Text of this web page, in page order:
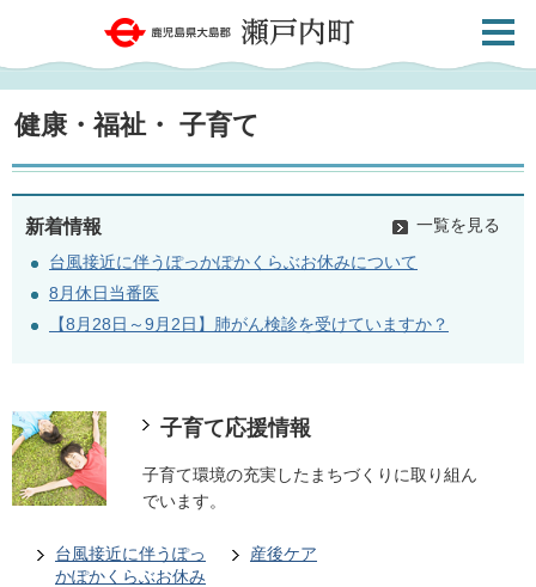
鹿児島県大島郡 瀬戸内町
共通メ
健康・福祉・ 子育て
新着情報
一覧を見る
台風接近に伴うぽっかぽかくらぶお休みについて
8月休日当番医
【8月28日～9月2日】肺がん検診を受けていますか？
子育て応援情報
子育て環境の充実したまちづくりに取り組ん
でいます。
台風接近に伴うぽっ
かぽかくらぶお休み
産後ケア